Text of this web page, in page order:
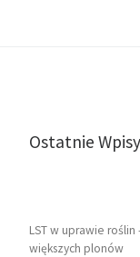
Ostatnie
LST w uprawie roślin
większych plonów